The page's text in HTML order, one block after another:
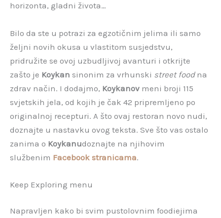
horizonta, gladni života…
Bilo da ste u potrazi za egzotičnim jelima ili samo
željni novih okusa u vlastitom susjedstvu,
pridružite se ovoj uzbudljivoj avanturi i otkrijte
zašto je Koykan sinonim za vrhunski street foodna
zdrav način. I dodajmo, Koykanov meni broji 115
svjetskih jela, od kojih je čak 42 pripremljeno po
originalnoj recepturi. A što ovaj restoran novo nudi,
doznajte u nastavku ovog teksta. Sve što vas ostalo
zanima o Koykanudoznajte na njihovim
službenim Facebook stranicama.
Keep Exploring menu
Napravljen kako bi svim pustolovnim foodiejima